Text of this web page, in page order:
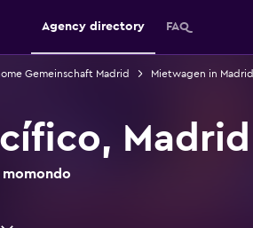
Agency directory FAQ
Gemeinschaft Madrid Mietwagen in Madrid
Madrid